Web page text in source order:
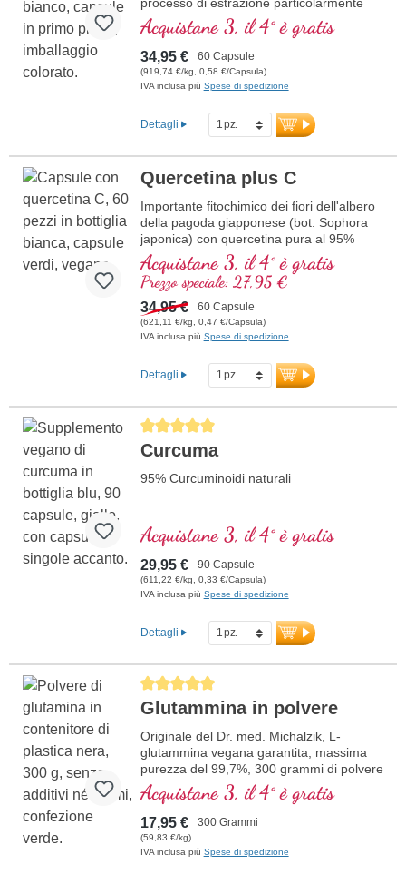
delicato
Acquistane 3, il 4° è gratis
34,95 € 60 Capsule
(919,74 €/kg, 0,58 €/Capsula)
IVA inclusa più Spese di spedizione
Dettagli
Quercetina plus C
Importante fitochimico dei fiori dell'albero
della pagoda giapponese (bot. Sophora
japonica) con quercetina pura al 95%
combinata con vitamina C adatta allo
stomaco.
Acquistane 3, il 4° è gratis
Prezzo speciale: 27,95 €
34,95 € 60 Capsule
(621,11 €/kg, 0,47 €/Capsula)
IVA inclusa più Spese di spedizione
Dettagli
Average rating of 5 out of 5 stars
Curcuma
95% Curcuminoidi naturali
Acquistane 3, il 4° è gratis
29,95 € 90 Capsule
(611,22 €/kg, 0,33 €/Capsula)
IVA inclusa più Spese di spedizione
Dettagli
Average rating of 5 out of 5 stars
Glutammina in polvere
Originale del Dr. med. Michalzik, L-
glutammina vegana garantita, massima
purezza del 99,7%, 300 grammi di polvere
dalla fermentazione del mais,
particolarmente biodisponibile, priva di
ingegneria genetica, senza glutine,
vegana, senza additivi. Sviluppato da un
team di medici guidati dal Dr. med.
Acquistane 3, il 4° è gratis
17,95 € 300 Grammi
(59,83 €/kg)
IVA inclusa più Spese di spedizione